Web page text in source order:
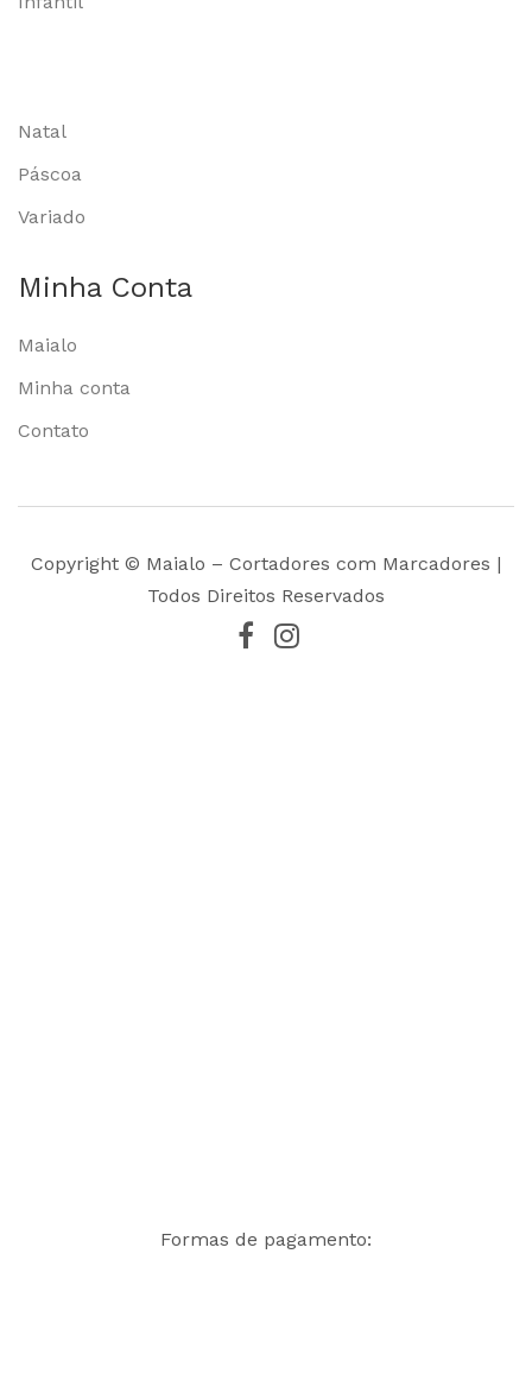
Natal
Páscoa
Variado
Minha Conta
Maialo
Minha conta
Contato
Copyright © Maialo – Cortadores com Marcadores |
Todos Direitos Reservados
Formas de pagamento: